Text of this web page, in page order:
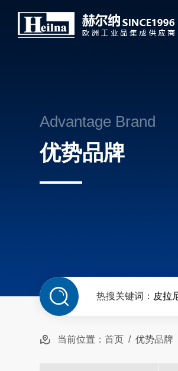
Advantage Brand
优势品牌
热搜关键词： 皮拉
当前位置：首页 /优势品牌